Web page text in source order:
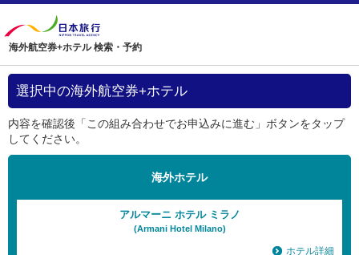
海外航空券+ホテル 検索・予約
選択中の海外航空券+ホテル
内容を確認後「この組み合わせでお申込みに進む」ボタンをタップ
してください。
海外ホテル
アルマーニ ホテル ミラノ
(Armani Hotel Milano)
ホテル詳細